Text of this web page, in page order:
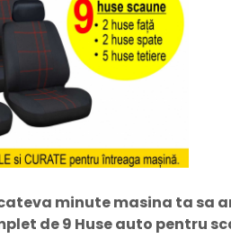
minute masina ta sa
de 9 Huse auto pentru